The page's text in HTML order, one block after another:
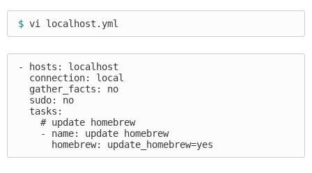
$
- hosts: localhost
  connection: local
  gather_facts: no
  sudo: no
  tasks:
    # update homebrew
    - name: update homebrew